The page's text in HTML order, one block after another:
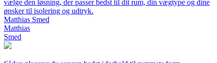
vælge den løsning, der passer bedst til dit rum, din vægtype og dine
ønsker til isolering og udtryk.
Matthias Smed
Matthias
Smed